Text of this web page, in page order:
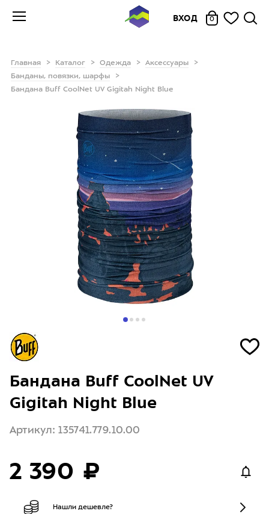
ВХОД 0
Главная Каталог Одежда
Аксессуары
Банданы, повязки, шарфы
Бандана Buff CoolNet UV Gigitah Night Blue
Бандана Buff CoolNet UV
Gigitah Night Blue
Артикул: 135741.779.10.00
2 390 ₽
Нашли дешевле?